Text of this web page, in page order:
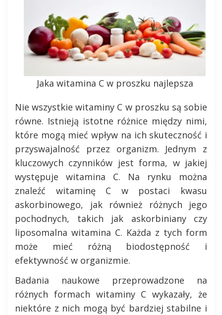
Jaka witamina C w proszku najlepsza
Nie wszystkie witaminy C w proszku są sobie
równe. Istnieją istotne różnice między nimi,
które mogą mieć wpływ na ich skuteczność i
przyswajalność przez organizm. Jednym z
kluczowych czynników jest forma, w jakiej
występuje witamina C. Na rynku można
znaleźć witaminę C w postaci kwasu
askorbinowego, jak również różnych jego
pochodnych, takich jak askorbiniany czy
liposomalna witamina C. Każda z tych form
może mieć różną biodostępność i
efektywność w organizmie.
Badania naukowe przeprowadzone na
różnych formach witaminy C wykazały, że
niektóre z nich mogą być bardziej stabilne i